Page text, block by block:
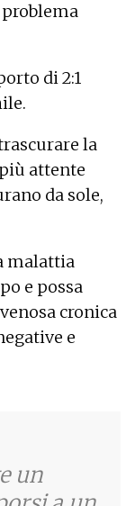
di 2:1
la
attente
da sole,
malattia
e possa
cronica
e
un